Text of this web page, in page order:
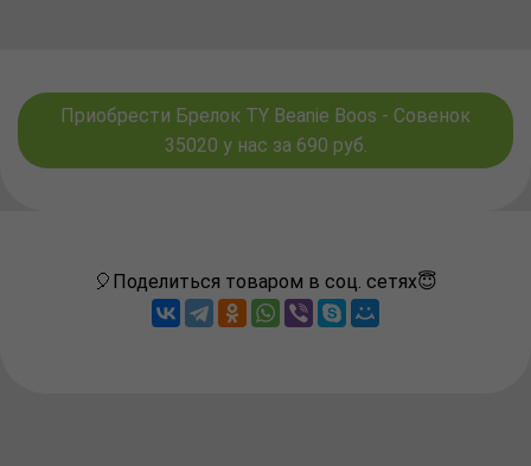
Приобрести Брелок TY Beanie Boos - Совенок
35020 у нас за 690 руб.
🎈Поделиться товаром в соц. сетях😇